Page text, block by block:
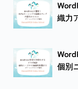
織力
個別